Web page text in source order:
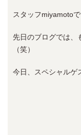
スタッフmiyamotoで
先日のブログでは、
（笑）
今日、スペシャルゲ